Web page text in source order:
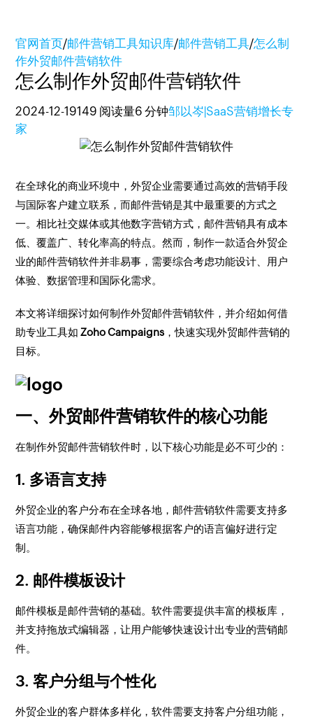
官网首页/邮件营销工具知识库/邮件营销工具/怎么制
作外贸邮件营销软件
怎么制作外贸邮件营销软件
2024-12-19149 阅读量6 分钟邹以岑|SaaS营销增长专
家
在全球化的商业环境中，外贸企业需要通过高效的营销手段
与国际客户建立联系，而邮件营销是其中最重要的方式之
一。相比社交媒体或其他数字营销方式，邮件营销具有成本
低、覆盖广、转化率高的特点。然而，制作一款适合外贸企
业的邮件营销软件并非易事，需要综合考虑功能设计、用户
体验、数据管理和国际化需求。
本文将详细探讨如何制作外贸邮件营销软件，并介绍如何借
助专业工具如Zoho Campaigns ，快速实现外贸邮件营销的
目标。
一、外贸邮件营销软件的核心功能
在制作外贸邮件营销软件时，以下核心功能是必不可少的：
1. 多语言支持
外贸企业的客户分布在全球各地，邮件营销软件需要支持多
语言功能，确保邮件内容能够根据客户的语言偏好进行定
制。
2. 邮件模板设计
邮件模板是邮件营销的基础。软件需要提供丰富的模板库，
并支持拖放式编辑器，让用户能够快速设计出专业的营销邮
件。
3.客户分组与个性化
外贸企业的客户群体多样化，软件需要支持客户分组功能，